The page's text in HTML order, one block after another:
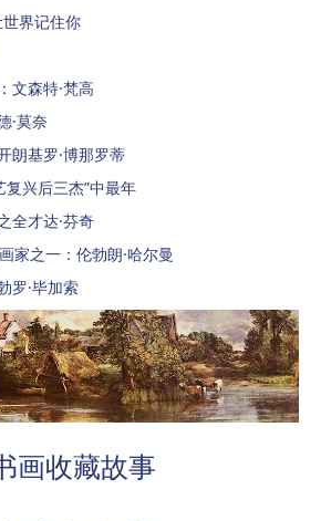
界记住你
文森特·梵高
·莫奈
朗基罗·博那罗蒂
兴后三杰”中最年
全才达·芬奇
家之一：伦勃朗·哈尔曼
罗·毕加索
画收藏故事